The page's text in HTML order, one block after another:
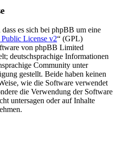
es sich bei phpBB um eine
License v2“ (GPL)
von phpBB Limited
deutschsprachige Informationen
Community unter
gestellt. Beide haben keinen
wie die Software verwendet
die Verwendung der Software
untersagen oder auf Inhalte